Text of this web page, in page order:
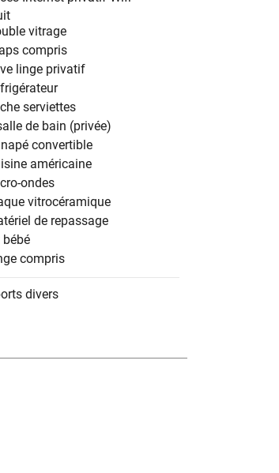
vitrage
compris
linge privatif
serviettes
de bain (privée)
convertible
américaine
ondes
vitrocéramique
de repassage
bébé
compris
divers